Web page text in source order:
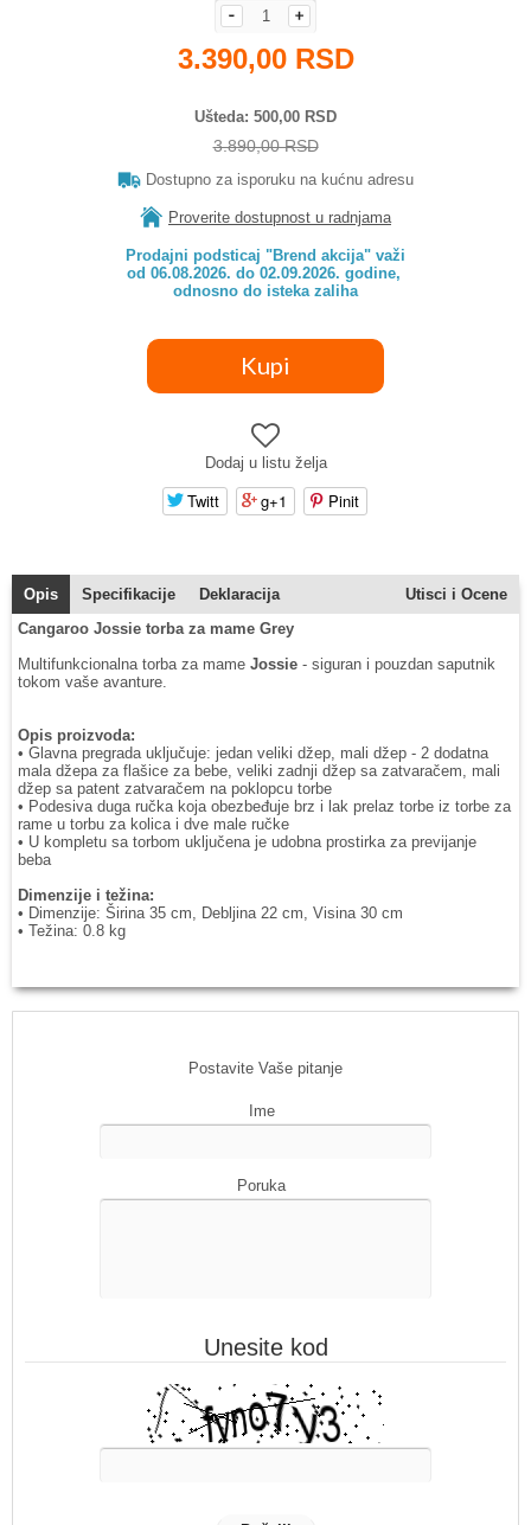
3.390,00 RSD
Ušteda 500,00 RSD
3.890,00 RSD
Dostupno za isporuku na kućnu adresu
Proverite dostupnost u radnjama
Prodajni podsticaj "Brend akcija" važi
od 06.08.2026. do 02.09.2026. godine,
odnosno do isteka zaliha
Dodaj u listu želja
Twitt g+1 Pinit
Opis Specifikacije Deklaracija
Utisci i Ocene
Cangaroo Jossie torba za mame Grey
Multifunkcionalna torba za mame Jossie - siguran i pouzdan saputnik
tokom vaše avanture.
Opis proizvoda:
• Glavna pregrada uključuje: jedan veliki džep, mali džep - 2 dodatna
mala džepa za flašice za bebe, veliki zadnji džep sa zatvaračem, mali
džep sa patent zatvaračem na poklopcu torbe
• Podesiva duga ručka koja obezbeđuje brz i lak prelaz torbe iz torbe za
rame u torbu za kolica i dve male ručke
• U kompletu sa torbom uključena je udobna prostirka za previjanje
beba
Dimenzije i težina:
• Dimenzije: Širina 35 cm, Debljina 22 cm, Visina 30 cm
• Težina: 0.8 kg
Postavite Vaše pitanje
Ime
Poruka
Unesite kod